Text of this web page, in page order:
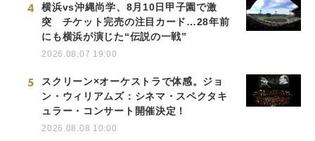
4
横浜vs沖縄尚学、8月10日甲子園で激
突 チケット完売の注目カード…28年前
にも横浜が演じた“伝説の一戦”
2026.08.07 19:00
5
スクリーン×オーケストラで体感。ジョ
ン・ウィリアムズ：シネマ・スペクタキ
ュラー・コンサート開催決定！
2026.08.08 10:00